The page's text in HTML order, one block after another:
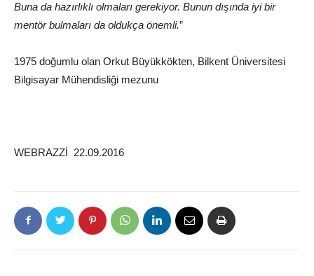
Buna da hazırlıklı olmaları gerekiyor. Bunun dışında iyi bir
mentör bulmaları da oldukça önemli.”
1975 doğumlu olan Orkut Büyükkökten, Bilkent Üniversitesi
Bilgisayar Mühendisliği mezunu
WEBRAZZİ 22.09.2016